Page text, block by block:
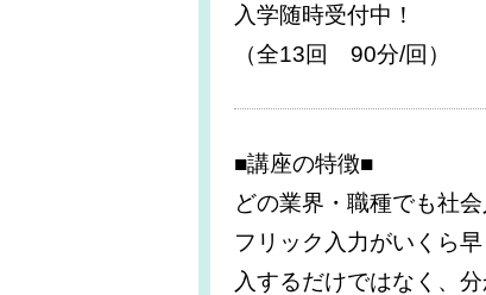
入学随時受付中！
（全13回 90分/回）
■講座の特徴■
どの業界・職種でも社
フリック入力がいくら
入するだけではなく、